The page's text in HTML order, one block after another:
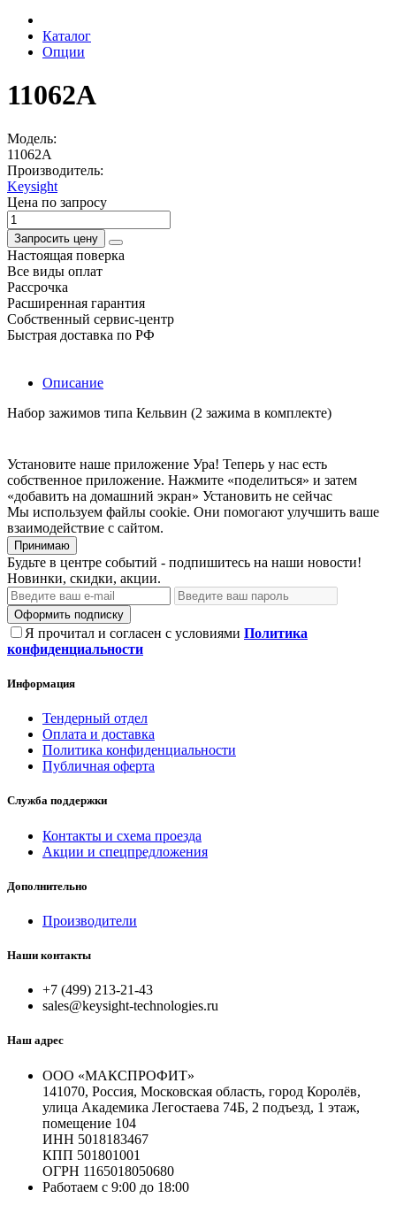
Каталог
Опции
11062A
Модель:
11062A
Производитель:
Keysight
Цена по запросу
Запросить цену
Настоящая поверка
Все виды оплат
Рассрочка
Расширенная гарантия
Собственный сервис-центр
Быстрая доставка по РФ
Описание
Набор зажимов типа Кельвин (2 зажима в комплекте)
Установите наше приложение Ура! Теперь у нас есть
собственное приложение. Нажмите «поделиться» и затем
«добавить на домашний экран» Установить не сейчас
Мы используем файлы cookie. Они помогают улучшить ваше
взаимодействие с сайтом.
Принимаю
Будьте в центре событий - подпишитесь на наши новости!
Новинки, скидки, акции.
Оформить подписку
Я прочитал и согласен с условиями Политика
конфиденциальности
Информация
Тендерный отдел
Оплата и доставка
Политика конфиденциальности
Публичная оферта
Служба поддержки
Контакты и схема проезда
Акции и спецпредложения
Дополнительно
Производители
Наши контакты
+7 (499) 213-21-43
sales@keysight-technologies.ru
Наш адрес
ООО «МАКСПРОФИТ»
141070, Россия, Московская область, город Королёв,
улица Академика Легостаева 74Б, 2 подъезд, 1 этаж,
помещение 104
ИНН 5018183467
КПП 501801001
ОГРН 1165018050680
Работаем с 9:00 до 18:00